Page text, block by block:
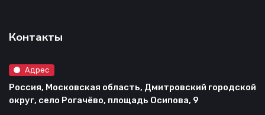
Контакты
Адрес
Россия, Московская область, Дмитровский городской
округ, село Рогачёво, площадь Осипова, 9